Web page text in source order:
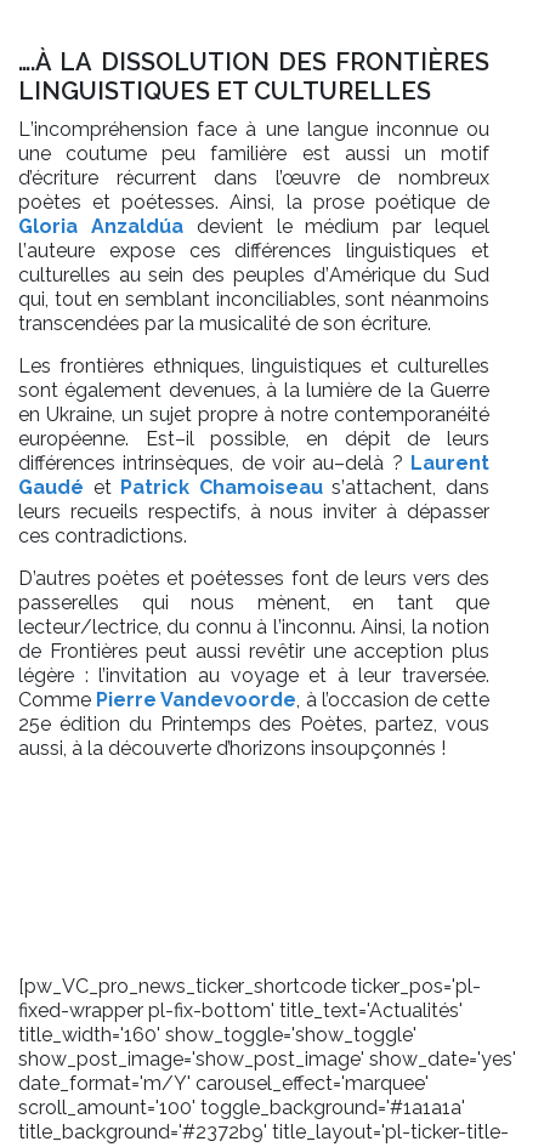
….À LA DISSOLUTION DES FRONTIÈRES
LINGUISTIQUES ET CULTURELLES
L’incompréhension face à une langue inconnue ou
une coutume peufamilière est aussi unmotif
d’écriture récurrent dans l’œuvre de nombreux
poètes et poétesses.Ainsi, la prose poétiquede
Gloria Anzaldúa devient le médium par lequel
l’auteure expose cesdifférences
linguistiques et
culturelles au sein des peuples d’Amérique du Sud
qui, tout en semblant inconciliables, sont néanmoins
transcendées par la musicalité de son écriture.
Les frontières ethniques, linguistiques et culturelles
sont également devenues, à la lumière de la Guerre
en Ukraine, un sujet propre à notre contemporanéité
européenne. Est–il possible, en dépitde leurs
différences intrinsèques, de voir au–delà ? Laurent
Gaudé et Patric k Chamoiseau s’attachent,dans
leurs recueils respectifs, à nous inviter à dépasser
ces contradictions.
D’autres poètes et poétesses font de leurs vers des
passerelles qui nous mènent, en tant que
lecteur/lectrice,du connu à l’inconnu. Ainsi, la notion
de Frontières peut aussi revêtir une acception plus
légère : l’invitation au voyage et àleur traversée.
Comme Pierre Vandevoorde, à l’occasion de cette
25e édition du Printemps des Poètes,partez,vous
aussi, à la découverte d’horizons insoupçonnés !
[pw_VC_pro_news_ticker_shortcode ticker_pos='pl-
fixed-wrapper pl-fix-bottom' title_text='Actualités'
title_width='160' show_toggle='show_toggle'
show_post_image='show_post_image' show_date='yes'
date_format='m/Y' carousel_effect='marquee'
scroll_amount='100' toggle_background='#1a1a1a'
title_background='#2372b9' title_layout='pl-ticker-title-